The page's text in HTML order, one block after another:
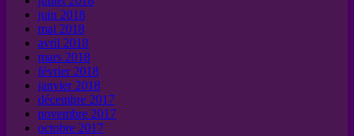
juin 2018
mai 2018
avril 2018
mars 2018
février 2018
janvier 2018
décembre 2017
novembre 2017
octobre 2017